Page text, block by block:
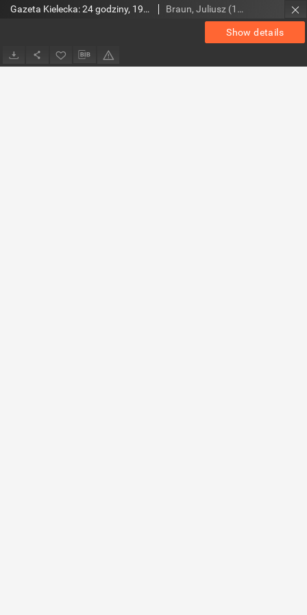
Show details
Gazeta Kielecka: 24 godziny, 1992, R.4, nr 228 Braun, Juliusz (1948- ). Red.